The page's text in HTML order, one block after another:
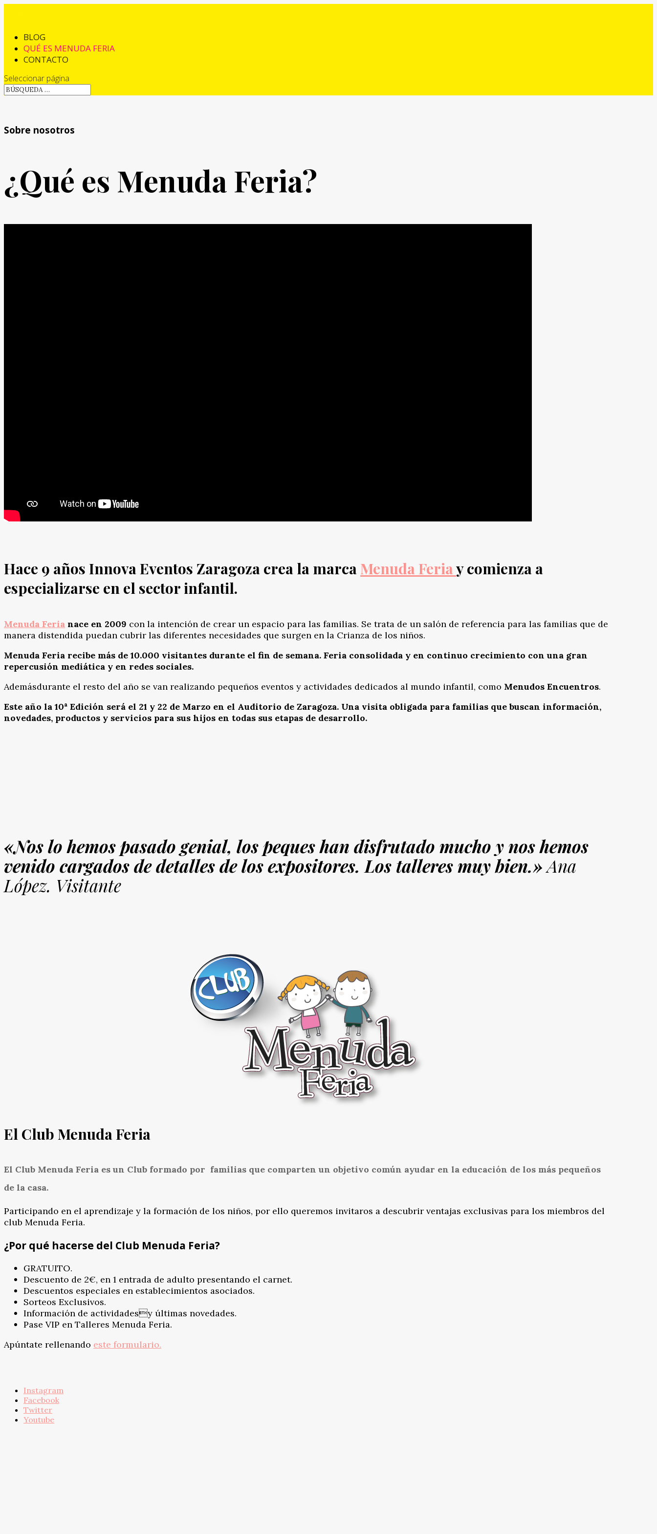
BLOG
QUÉ ES MENUDA FERIA
CONTACTO
Seleccionar página
Sobre nosotros
¿Qué es Menuda Feria?
Hace 9 años Innova Eventos Zaragoza crea la marca Menuda Feriay comienza a
especializarse en el sector infantil.
Menuda Feria nace en 2009 con la intención de crear un espacio para las familias. Se trata de un salón de referencia para las familias que de
manera distendida puedan cubrir las diferentes necesidades que surgen en la Crianza de los niños.
Menuda Feria recibe más de 10.000 visitantes durante el fin de semana. Feria consolidada y en continuo crecimiento con una gran
repercusión mediática y en redes sociales.
Ademásdurante el resto del año se van realizando pequeños eventos y actividades dedicados al mundo infantil, como Menudos Encuentros.
Este año la 10ª Edición será el 21 y 22 de Marzo en el Auditorio de Zaragoza. Una visita obligada para familias que buscan información,
novedades, productos y servicios para sus hijos en todas sus etapas de desarrollo.
«Nos lo hemos pasado genial, los peques han disfrutado mucho y nos hemos
venido cargados de detalles de los expositores. Los talleres muy bien.»Ana
López. Visitante
El Club Menuda Feria
El Club Menuda Feria es un Club formado por familias que comparten un objetivo común ayudar en la educación de los más pequeños
de la casa.
Participando en el aprendizaje y la formación de los niños, por ello queremos invitaros a descubrir ventajas exclusivas para los miembros del
club Menuda Feria.
¿Por qué hacerse del Club Menuda Feria?
GRATUITO.
Descuento de 2€, en 1 entrada de adulto presentando el carnet.
Descuentos especiales en establecimientos asociados.
Sorteos Exclusivos.
Información de actividadesy últimas novedades.
Pase VIP en Talleres Menuda Feria.
Apúntate rellenando este formulario.
Instagram
Facebook
Twitter
Youtube